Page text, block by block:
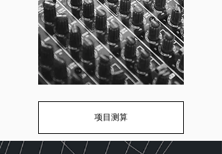
项目测算